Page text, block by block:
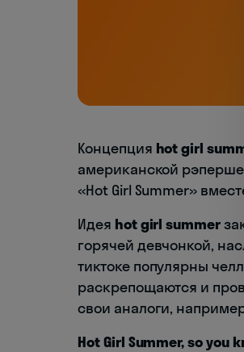
Концепция hot girl
американской рэперше
«Hot Girl Summer»
Идея hot girl summer
горячей девчонкой,
тиктоке популярны
раскрепощаются и
свои аналоги,
Hot Girl Summer, so you